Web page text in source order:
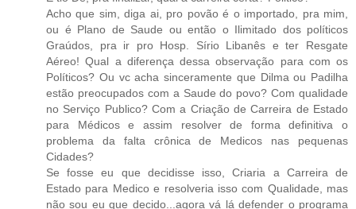
Acho que sim, diga ai, pro povão é o importado, pra mim,
ou é Plano de Saude ou então o Ilimitado dos políticos
Graúdos, pra ir pro Hosp. Sírio Libanês e ter Resgate
Aéreo! Qual a diferença dessa observação para com os
Políticos? Ou vc acha sinceramente que Dilma ou Padilha
estão preocupados com a Saude do povo? Com qualidade
no Serviço Publico? Com a Criação de Carreira de Estado
para Médicos e assim resolver de forma definitiva o
problema da falta crônica de Medicos nas pequenas
Cidades?
Se fosse eu que decidisse isso, Criaria a Carreira de
Estado para Medico e resolveria isso com Qualidade, mas
não sou eu que decido...agora vá lá defender o programa